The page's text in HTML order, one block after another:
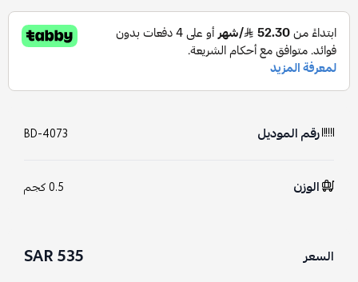
رقم الموديل BD-4073
الوزن 0.5 كجم
السعر 535 SAR